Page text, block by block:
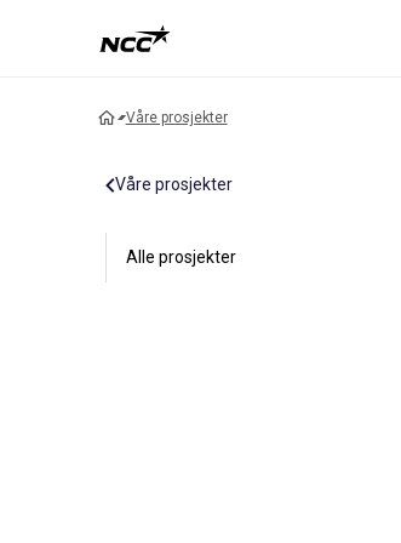
Våre prosjekter
Våre prosjekter
Alle prosjekter